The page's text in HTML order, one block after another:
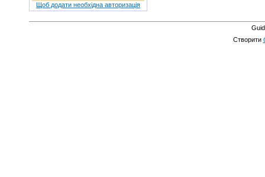
Щоб додати необхідна авторизація
Створити